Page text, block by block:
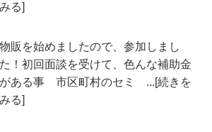
みる]
物販を始めましたので、参加しまし
た！初回面談を受けて、色んな補助金
がある事 市区町村のセミ ...[続きを
みる]